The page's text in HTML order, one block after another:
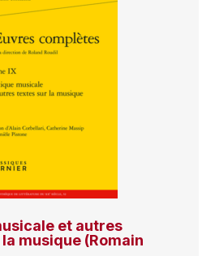
et autres
musique (Romain